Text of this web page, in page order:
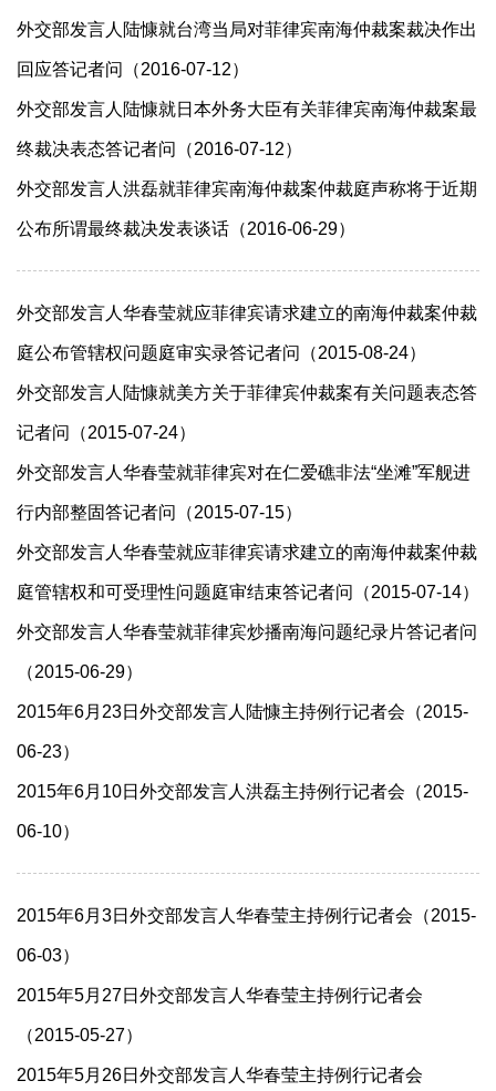
外交部发言人陆慷就台湾当局对菲律宾南海仲裁案裁决作出
回应答记者问（2016-07-12）
外交部发言人陆慷就日本外务大臣有关菲律宾南海仲裁案最
终裁决表态答记者问（2016-07-12）
外交部发言人洪磊就菲律宾南海仲裁案仲裁庭声称将于近期
公布所谓最终裁决发表谈话（2016-06-29）
外交部发言人华春莹就应菲律宾请求建立的南海仲裁案仲裁
庭公布管辖权问题庭审实录答记者问（2015-08-24）
外交部发言人陆慷就美方关于菲律宾仲裁案有关问题表态答
记者问（2015-07-24）
外交部发言人华春莹就菲律宾对在仁爱礁非法“坐滩”军舰进
行内部整固答记者问（2015-07-15）
外交部发言人华春莹就应菲律宾请求建立的南海仲裁案仲裁
庭管辖权和可受理性问题庭审结束答记者问（2015-07-14）
外交部发言人华春莹就菲律宾炒播南海问题纪录片答记者问
（2015-06-29）
2015年6月23日外交部发言人陆慷主持例行记者会（2015-
06-23）
2015年6月10日外交部发言人洪磊主持例行记者会（2015-
06-10）
2015年6月3日外交部发言人华春莹主持例行记者会（2015-
06-03）
2015年5月27日外交部发言人华春莹主持例行记者会
（2015-05-27）
2015年5月26日外交部发言人华春莹主持例行记者会